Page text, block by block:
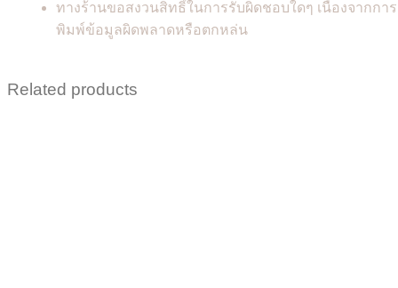
ทางร้านขอสงวนสิทธิ์ในการรับผิดชอบใดๆ เนื่องจากการ
พิมพ์ข้อมูลผิดพลาดหรือตกหล่น
Related products